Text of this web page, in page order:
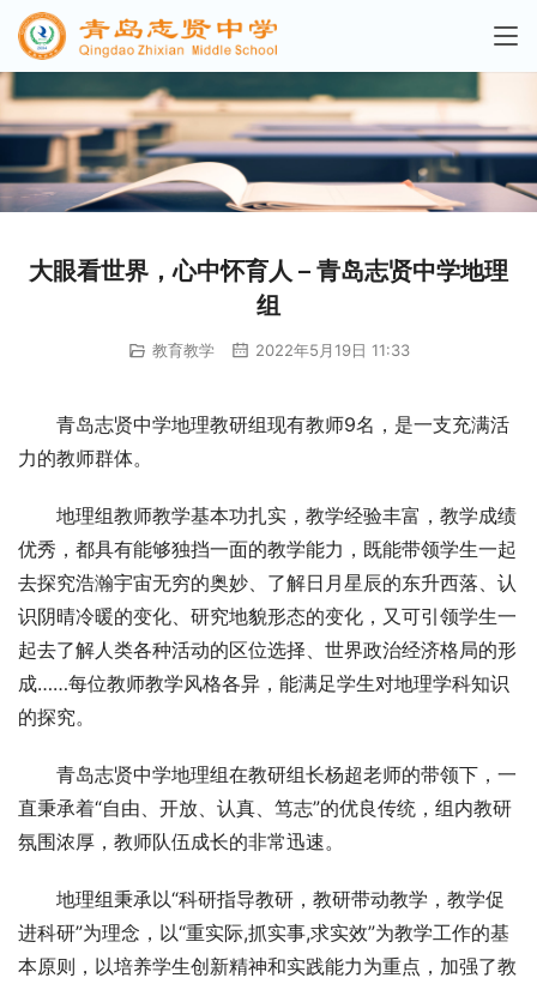
大眼看世界，心中怀育人 – 青岛志贤中学地理
组
教育教学 2022年5月19日 11:33
青岛志贤中学地理教研组现有教师9名，是一支充满活
力的教师群体。
地理组教师教学基本功扎实，教学经验丰富，教学成绩
优秀，都具有能够独挡一面的教学能力，既能带领学生一起
去探究浩瀚宇宙无穷的奥妙、了解日月星辰的东升西落、认
识阴晴冷暖的变化、研究地貌形态的变化，又可引领学生一
起去了解人类各种活动的区位选择、世界政治经济格局的形
成……每位教师教学风格各异，能满足学生对地理学科知识
的探究。
青岛志贤中学地理组在教研组长杨超老师的带领下，一
直秉承着“自由、开放、认真、笃志”的优良传统，组内教研
氛围浓厚，教师队伍成长的非常迅速。
地理组秉承以“科研指导教研，教研带动教学，教学促
进科研”为理念，以“重实际,抓实事,求实效”为教学工作的基
本原则，以培养学生创新精神和实践能力为重点，加强了教